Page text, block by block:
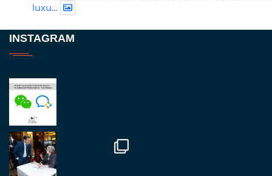
luxu...
Great to be at
fantastic event set against an amazing backdrop of
##burjkhalifa
Twitter
INSTAGRAM